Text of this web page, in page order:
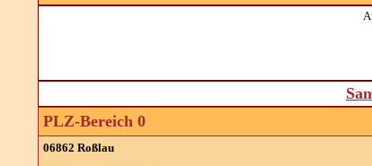
PLZ-Bereich 0
06862 Roßlau